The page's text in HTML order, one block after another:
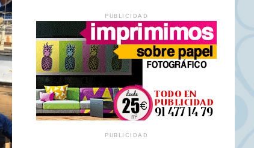
PUBLICIDAD
PUBLICIDAD